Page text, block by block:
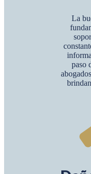
La
paso